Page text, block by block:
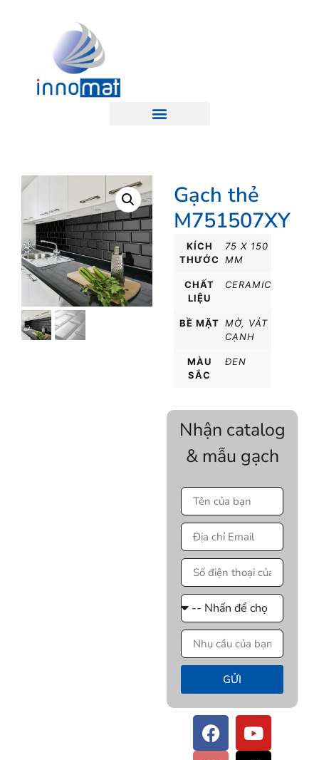
Gạch thẻ
M751507XY
KÍCH
THƯỚC
75 X 150
MM
CHẤT
LIỆU
CERAMIC
BỀ MẶT MỜ, VÁT
CẠNH
MÀU
SẮC
ĐEN
Nhận catalog
& mẫu gạch
GỬI